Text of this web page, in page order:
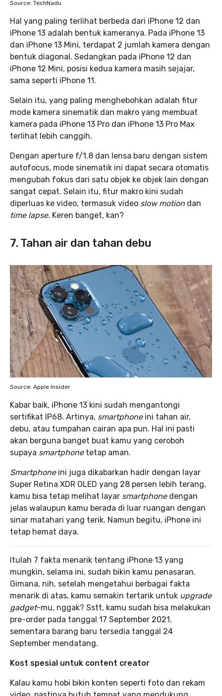
Source: TechNadu
Hal yang paling terlihat berbeda dari iPhone 12 dan
iPhone 13 adalah bentuk kameranya. Pada iPhone 13
dan iPhone 13 Mini, terdapat 2 jumlah kamera dengan
bentuk diagonal. Sedangkan pada iPhone 12 dan
iPhone 12 Mini, posisi kedua kamera masih sejajar,
sama seperti iPhone 11.
Selain itu, yang paling menghebohkan adalah fitur
mode kamera sinematik dan makro yang membuat
kamera pada iPhone 13 Pro dan iPhone 13 Pro Max
terlihat lebih canggih.
Dengan aperture f/1.8 dan lensa baru dengan sistem
autofocus, mode sinematik ini dapat secara otomatis
mengubah fokus dari satu objek ke objek lain dengan
sangat cepat. Selain itu, fitur makro kini sudah
diperluas ke video, termasuk video slow motion dan
time lapse. Keren banget, kan?
7. Tahan air dan tahan debu
Source: Apple Insider
Kabar baik, iPhone 13 kini sudah mengantongi
sertifikat IP68. Artinya, smartphone ini tahan air,
debu, atau tumpahan cairan apa pun. Hal ini pasti
akan berguna banget buat kamu yang ceroboh
supaya smartphone tetap aman.
Smartphone ini juga dikabarkan hadir dengan layar
Super Retina XDR OLED yang 28 persen lebih terang,
kamu bisa tetap melihat layar smartphone dengan
jelas walaupun kamu berada di luar ruangan dengan
sinar matahari yang terik. Namun begitu, iPhone ini
tetap hemat daya.
Itulah 7 fakta menarik tentang iPhone 13 yang
mungkin, selama ini, sudah bikin kamu penasaran.
Gimana, nih, setelah mengetahui berbagai fakta
menarik di atas, kamu semakin tertarik untuk upgrade
gadget-mu, nggak? Sstt, kamu sudah bisa melakukan
pre-order pada tanggal 17 September 2021,
sementara barang baru tersedia tanggal 24
September mendatang.
Kost spesial untuk content creator
Kalau kamu hobi bikin konten seperti foto dan rekam